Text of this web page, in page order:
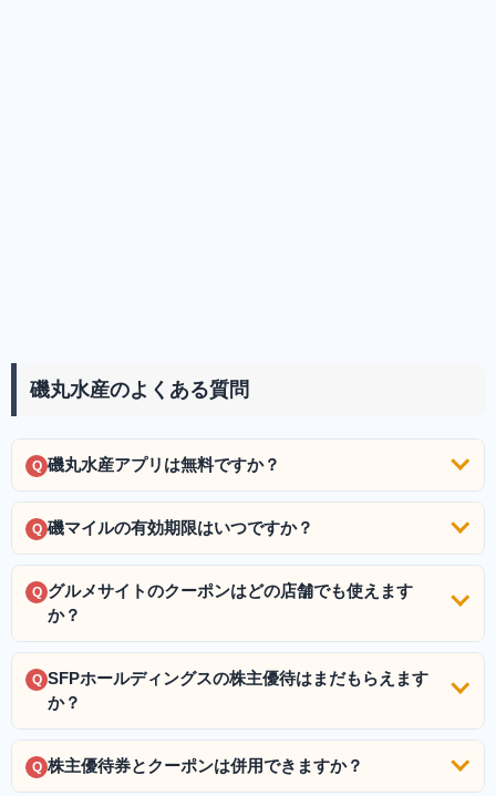
磯丸水産のよくある質問
Q 磯丸水産アプリは無料ですか？
Q 磯マイルの有効期限はいつですか？
Q グルメサイトのクーポンはどの店舗でも使えます
か？
Q SFPホールディングスの株主優待はまだもらえます
か？
Q 株主優待券とクーポンは併用できますか？